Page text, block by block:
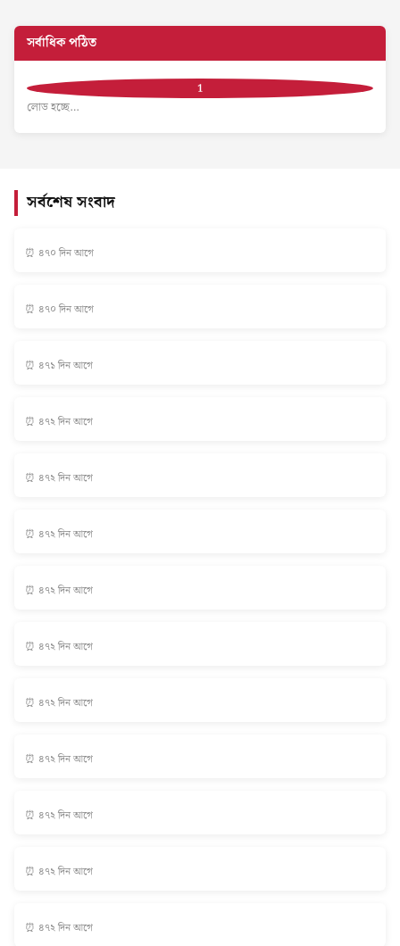
সর্বাধিক পঠিত
লোড হচ্ছে…
সর্বশেষ সংবাদ
⏰ ৪৭০ দিন আগে
⏰ ৪৭০ দিন আগে
⏰ ৪৭১ দিন আগে
⏰ ৪৭২ দিন আগে
⏰ ৪৭২ দিন আগে
⏰ ৪৭২ দিন আগে
⏰ ৪৭২ দিন আগে
⏰ ৪৭২ দিন আগে
⏰ ৪৭২ দিন আগে
⏰ ৪৭২ দিন আগে
⏰ ৪৭২ দিন আগে
⏰ ৪৭২ দিন আগে
⏰ ৪৭২ দিন আগে